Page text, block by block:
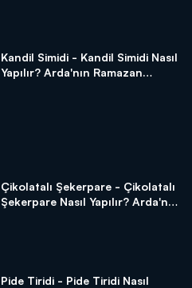
Kandil Simidi - Kandil Simidi Nasıl
Yapılır? Arda'nın Ramazan
Çikolatalı Şekerpare - Çikolatalı
Şekerpare Nasıl Yapılır? Arda'nın
Pide Tiridi - Pide Tiridi Nasıl